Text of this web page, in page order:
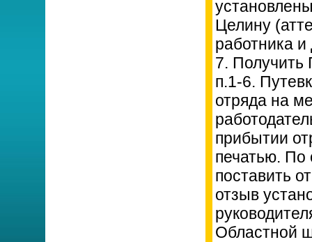
Целину
работника и
7. Получить
п.1-6.
отряда на
прибытии
печатью. По
поставить
отзыв
Областной